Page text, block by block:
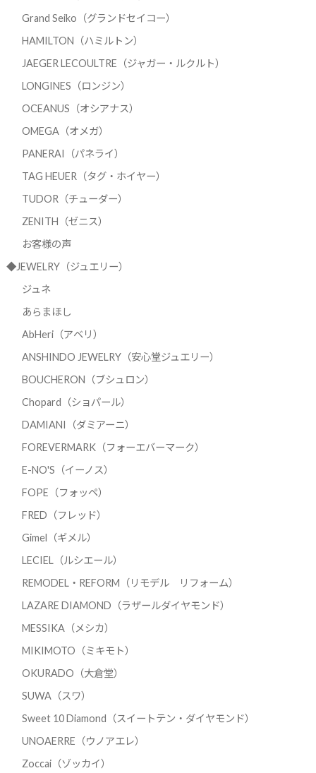
Grand Seiko（グランドセイコー）
HAMILTON（ハミルトン）
JAEGER LECOULTRE（ジャガー・ルクルト）
LONGINES（ロンジン）
OCEANUS（オシアナス）
OMEGA（オメガ）
PANERAI（パネライ）
TAG HEUER（タグ・ホイヤー）
TUDOR（チューダー）
ZENITH（ゼニス）
お客様の声
◆JEWELRY（ジュエリー）
ジュネ
あらまほし
AbHeri（アベリ）
ANSHINDO JEWELRY（安心堂ジュエリー）
BOUCHERON（ブシュロン）
Chopard（ショパール）
DAMIANI（ダミアーニ）
FOREVERMARK（フォーエバーマーク）
E-NO'S（イーノス）
FOPE（フォッペ）
FRED（フレッド）
Gimel（ギメル）
LECIEL（ルシエール）
REMODEL・REFORM（リモデル リフォーム）
LAZARE DIAMOND（ラザールダイヤモンド）
MESSIKA（メシカ）
MIKIMOTO（ミキモト）
OKURADO（大倉堂）
SUWA（スワ）
Sweet 10 Diamond（スイートテン・ダイヤモンド）
UNOAERRE（ウノアエレ）
Zoccai（ゾッカイ）